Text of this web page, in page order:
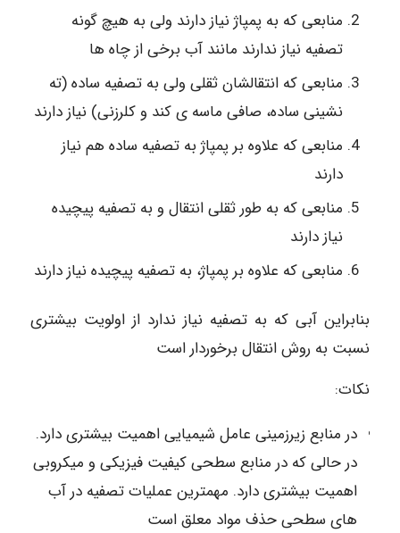
منابعی که به پمپاژ نیاز دارند ولی به هیچ گونه
تصفیه نیاز ندارند مانند آب برخی از چاه ها
منابعی که انتقالشان ثقلی ولی به تصفیه ساده (ته
نشینی ساده، صافی ماسه ی کند و کلرزنی) نیاز دارند
منابعی که علاوه بر پمپاژ به تصفیه ساده هم نیاز
دارند
منابعی که به طور ثقلی انتقال و به تصفیه پیچیده
نیاز دارند
منابعی که علاوه بر پمپاژ، به تصفیه پیچیده نیاز دارند
بنابراین آبی که به تصفیه نیاز ندارد از اولویت بیشتری
نسبت به روش انتقال برخوردار است
نکات:
در منابع زیرزمینی عامل شیمیایی اهمیت بیشتری دارد.
در حالی که در منابع سطحی کیفیت فیزیکی و میکروبی
اهمیت بیشتری دارد. مهمترین عملیات تصفیه در آب
های سطحی حذف مواد معلق است